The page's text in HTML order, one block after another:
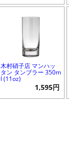
木村硝子店 マンハッ
タン タンブラー 350m
l (11oz)
1,595円